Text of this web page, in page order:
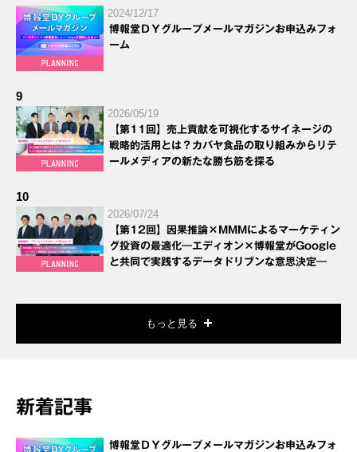
2024/12/17
博報堂ＤＹグループメールマガジンお申込みフォ
ーム
9
2026/05/19
【第11回】売上貢献を可視化するサイネージの
戦略的活用とは？カバヤ食品の取り組みからリテ
ールメディアの新たな勝ち筋を探る
10
2026/07/24
【第12回】因果推論×MMMによるマーケティン
グ投資の最適化―エディオン×博報堂がGoogle
と共同で実践するデータドリブンな意思決定―
もっと見る
新着記事
博報堂ＤＹグループメールマガジンお申込みフォ